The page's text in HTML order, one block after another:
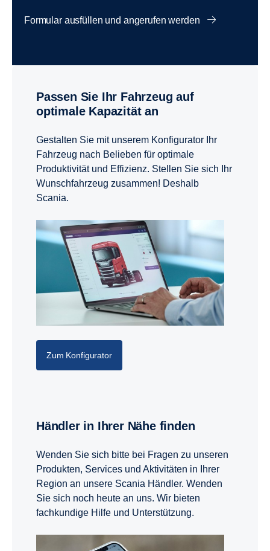
Formular ausfüllen und angerufen werden
Passen Sie Ihr Fahrzeug auf
optimale Kapazität an
Gestalten Sie mit unserem Konfigurator Ihr
Fahrzeug nach Belieben für optimale
Produktivität und Effizienz. Stellen Sie sich Ihr
Wunschfahrzeug zusammen! Deshalb
Scania.
Zum Konfigurator
Händler in Ihrer Nähe finden
Wenden Sie sich bitte bei Fragen zu unseren
Produkten, Services und Aktivitäten in Ihrer
Region an unsere Scania Händler. Wenden
Sie sich noch heute an uns. Wir bieten
fachkundige Hilfe und Unterstützung.